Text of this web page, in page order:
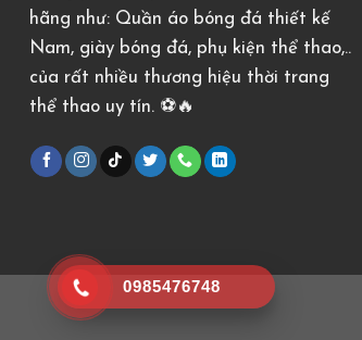
hãng như: Quần áo bóng đá thiết kế
Nam, giày bóng đá, phụ kiện thể thao,..
của rất nhiều thương hiệu thời trang
thể thao uy tín. ⚽️🔥
0985476748